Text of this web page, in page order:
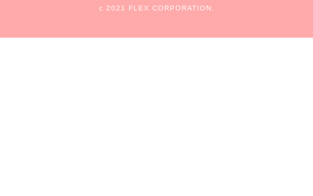
c 2021 FLEX CORPORATION.